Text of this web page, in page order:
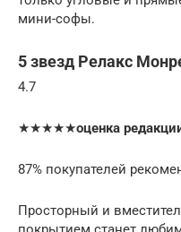
мини-софы.
5 звезд Релакс
4.7
★★★★★оценка
87% покупателей
Просторный и